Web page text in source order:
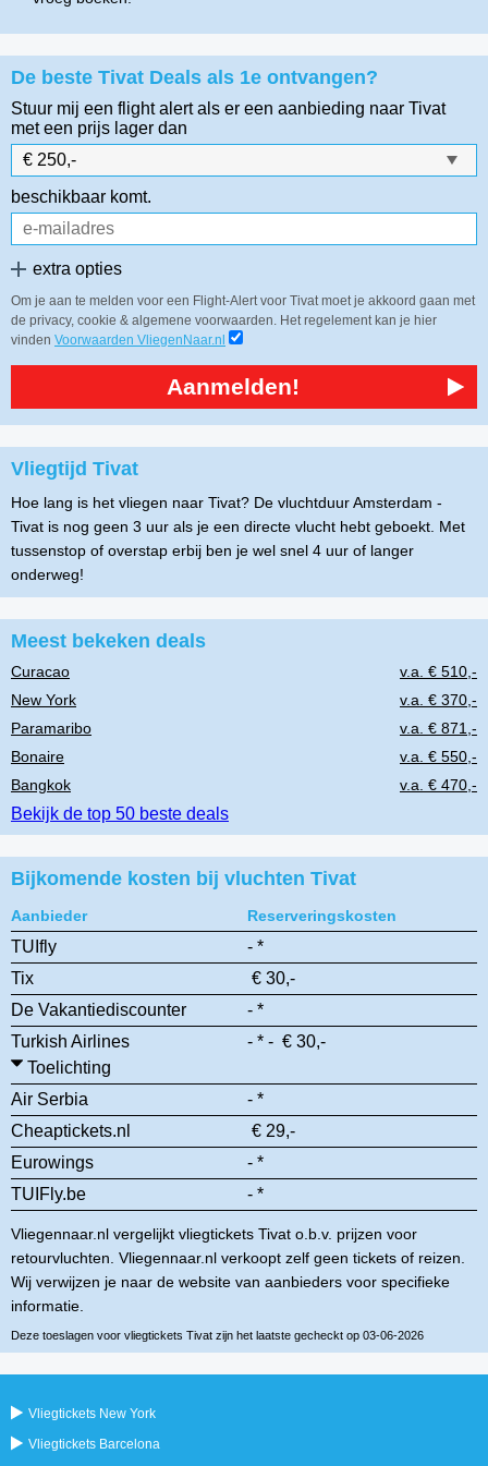
De beste Tivat Deals als 1e ontvangen?
Stuur mij een flight alert als er een aanbieding naar Tivat
met een prijs lager dan
beschikbaar komt.
extra opties
Om je aan te melden voor een Flight-Alert voor Tivat moet je akkoord gaan met
de privacy, cookie & algemene voorwaarden. Het regelement kan je hier
vinden Voorwaarden VliegenNaar.nl
Aanmelden!
Vliegtijd Tivat
Hoe lang is het vliegen naar Tivat? De vluchtduur Amsterdam -
Tivat is nog geen 3 uur als je een directe vlucht hebt geboekt. Met
tussenstop of overstap erbij ben je wel snel 4 uur of langer
onderweg!
Meest bekeken deals
Curacao
v.a. € 510,-
New York
v.a. € 370,-
Paramaribo
v.a. € 871,-
Bonaire
v.a. € 550,-
Bangkok
v.a. € 470,-
Bekijk de top 50 beste deals
Bijkomende kosten bij vluchten Tivat
Aanbieder Reserveringskosten
TUIfly
- *
Tix
€ 30,-
De Vakantiediscounter
- *
Turkish Airlines
- * - € 30,-
Toelichting
Air Serbia
- *
Cheaptickets.nl
€ 29,-
Eurowings
- *
TUIFly.be
- *
Vliegennaar.nl vergelijkt vliegtickets Tivat o.b.v. prijzen voor
retourvluchten. Vliegennaar.nl verkoopt zelf geen tickets of reizen.
Wij verwijzen je naar de website van aanbieders voor specifieke
informatie.
Deze toeslagen voor vliegtickets Tivat zijn het laatste gecheckt op 03-06-2026
Vliegtickets New York
Vliegtickets Barcelona